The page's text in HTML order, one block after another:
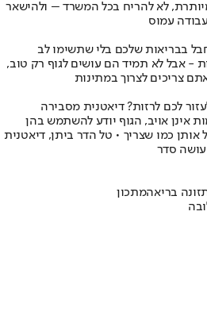
לא להריח בכל המשרד – ולהישאר
עמוס
- אבל לא תמיד הם עושים לגוף רק טוב,
צריכים לצרוך במתינות
לכם לרזות? דיאטנית מסבירה
אינן אויב, הגוף יודע להשתמש בהן
אותן כמו שצריך • טל הדר ביתן, דיאטנית
עושה סדר
בריאהמתכון